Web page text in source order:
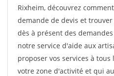
Rixheim, découvrez
demande de devis et trouver
dès à présent des
notre service d'aide aux
proposer vos services à
votre zone d'activité et qui